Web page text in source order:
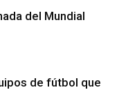
del Mundial
de fútbol que